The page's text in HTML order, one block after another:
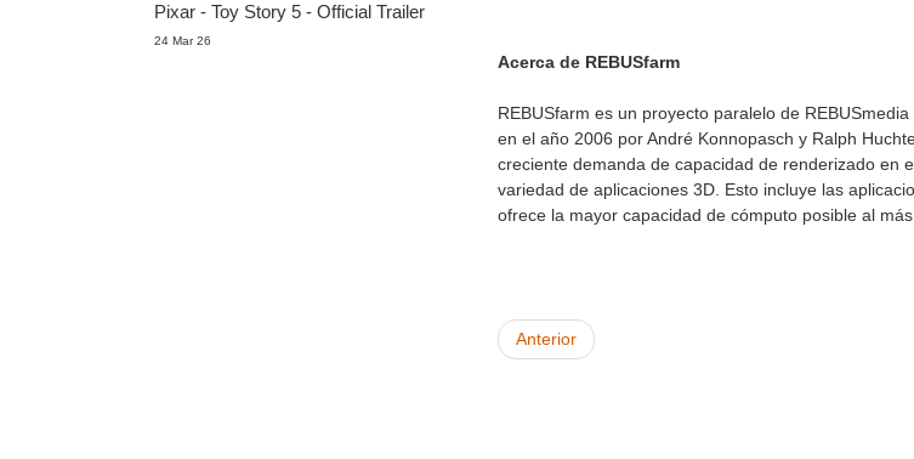
Acerca de REBUSfarm
REBUSfarm es un proyecto paralelo de
en el año 2006 por André Konnopasch y Ralph
creciente demanda de capacidad de renderizado en
variedad de aplicaciones 3D. Esto incluye las
ofrece la mayor capacidad de cómputo posible al
Anterior
Pixar - Toy Story 5 - Official Trailer
24 Mar 26